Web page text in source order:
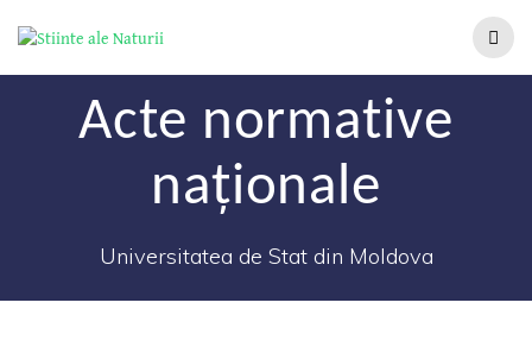
Acte normative
naționale
Universitatea de Stat din Moldova